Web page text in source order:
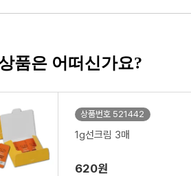
품은 어떠신가요?
상품번호 521442
1g선크림 3매
620원